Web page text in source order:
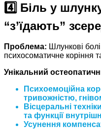
4️⃣ Біль у
“з’їдають”
Проблема: Шлункові
психосоматичне коріння
Унікальний
Психоемоційна
тривожністю,
Вісцеральні техніки
та функції
Усунення